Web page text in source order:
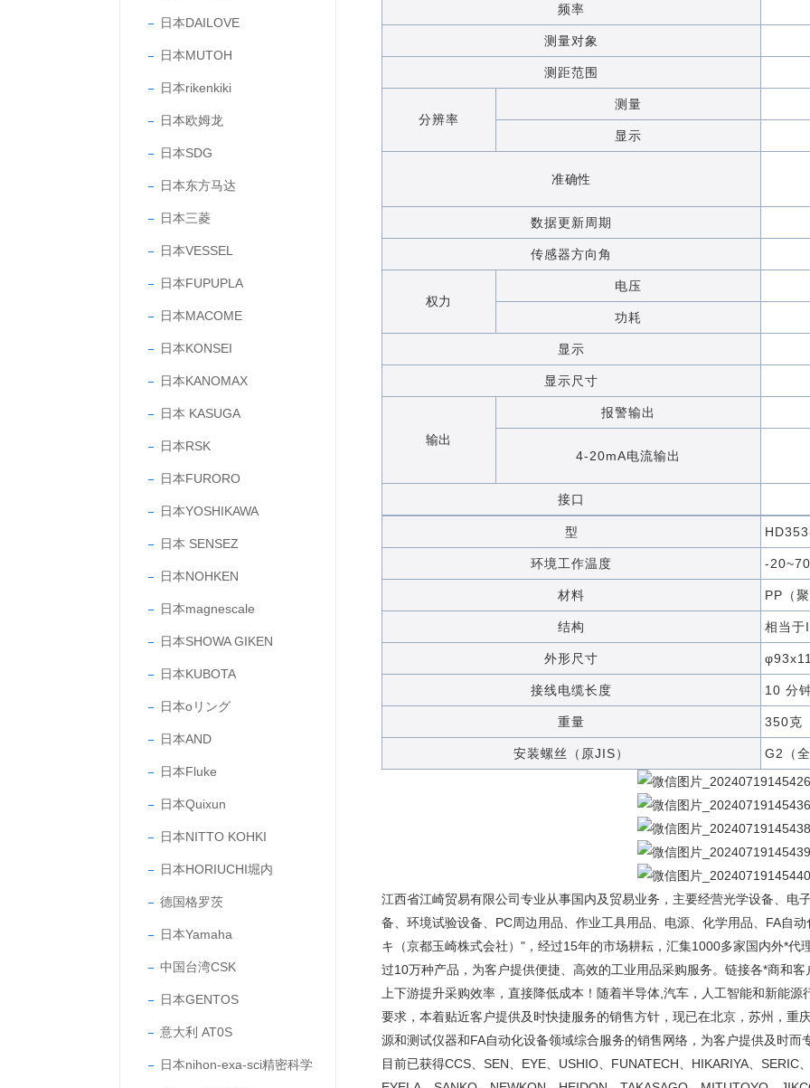
日本DAILOVE
日本MUTOH
日本rikenkiki
日本欧姆龙
日本SDG
日本东方马达
日本三菱
日本VESSEL
日本FUPUPLA
日本MACOME
日本KONSEI
日本KANOMAX
日本 KASUGA
日本RSK
日本FURORO
日本YOSHIKAWA
日本 SENSEZ
日本NOHKEN
日本magnescale
日本SHOWA GIKEN
日本KUBOTA
日本oリング
日本AND
日本Fluke
日本Quixun
日本NITTO KOHKI
日本HORIUCHI堀内
德国格罗茨
日本Yamaha
中国台湾CSK
日本GENTOS
意大利 AT0S
日本nihon-exa-sci精密科学
频率
测量对象
测距范围
分辨率
测量
显示
准确性
数据更新周期
传感器方向角
权力
电压
功耗
显示
显示尺寸
输出
报警输出
4-20mA电流输出
接口
型
环境工作温度 -
材料 PP（聚
结构 相当于
外形尺寸
接线电缆长度 10 分
重量 350克
安装螺丝（原JIS） G2（
江西省江崎贸易有限公司专业从事国内及贸易业务，主要经营光学设备、电
备、环境试验设备、PC周边用品、作业工具用品、电源、化学用品、FA自
キ（京都玉崎株式会社）"，经过15年的市场耕耘，汇集1000多家国内外*代
过10万种产品，为客户提供便捷、高效的工业用品采购服务。链接各*商和
上下游提升采购效率，直接降低成本！随着半导体,汽车，人工智能和新能
要求，本着贴近客户提供及时快捷服务的销售方针，现已在北京，苏州，重
源和测试仪器和FA自动化设备领域综合服务的销售网络，为客户提供及时而
目前已获得CCS、SEN、EYE、USHIO、FUNATECH、HIKARIYA、SERIC